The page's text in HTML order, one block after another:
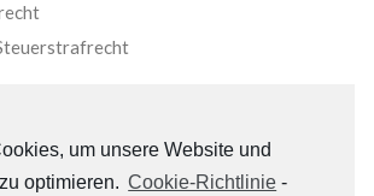
um unsere Website und
optimieren. Cookie-Richtlinie -